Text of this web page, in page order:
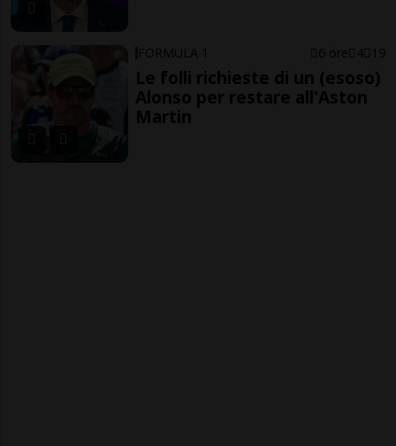
FORMULA 1 6 ore 4 19
Le folli richieste di un (esoso)
Alonso per restare all'Aston
Martin